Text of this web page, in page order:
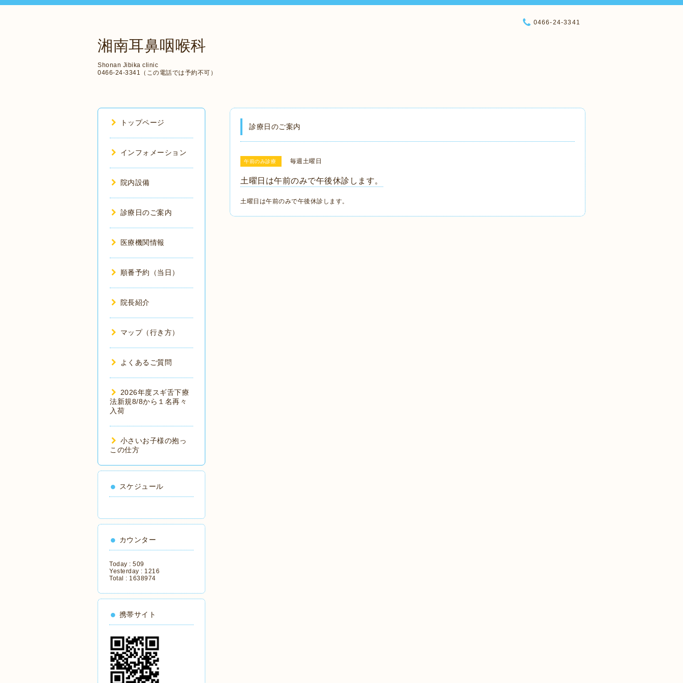
湘南耳鼻咽喉科
Shonan Jibika clinic
0466-24-3341（この電話では予約不可）
0466-24-3341
診療日のご案内
午前のみ診療 毎週土曜日
土曜日は午前のみで午後休診します。
土曜日は午前のみで午後休診します。
トップページ
インフォメーション
院内設備
診療日のご案内
医療機関情報
順番予約（当日）
院長紹介
マップ（行き方）
よくあるご質問
2026年度スギ舌下療
法新規8/8から１名再々
入荷
小さいお子様の抱っ
この仕方
スケジュール
カウンター
Today : 509
Yesterday : 1216
Total : 1638974
携帯サイト